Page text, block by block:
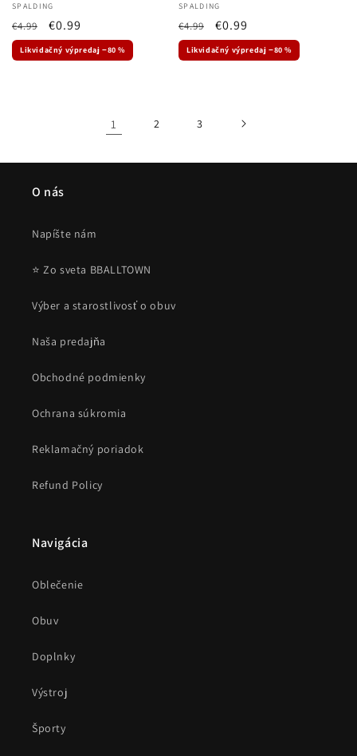
Dodávateľ:
SPALDING
Normálna
cena
€4.99
Cena
po
zľave
€0.99
Likvidačný výpredaj −80 %
Dodávateľ:
SPALDING
Normálna
cena
€4.99
Cena
po
zľave
€0.99
Likvidačný výpredaj −80 %
1 2 3
O nás
Napíšte nám
⭐ Zo sveta BBALLTOWN
Výber a starostlivosť o obuv
Naša predajňa
Obchodné podmienky
Ochrana súkromia
Reklamačný poriadok
Refund Policy
Navigácia
Oblečenie
Obuv
Doplnky
Výstroj
Športy